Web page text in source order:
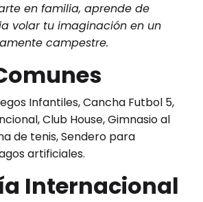
en familia, aprende de
volar tu imaginación en un
campestre.
Infantiles, Cancha Futbol 5,
Club House, Gimnasio al
de tenis, Sendero para
artificiales.
Internacional